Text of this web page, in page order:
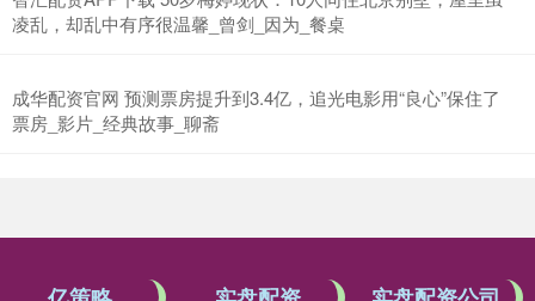
凌乱，却乱中有序很温馨_曾剑_因为_餐桌
成华配资官网 预测票房提升到3.4亿，追光电影用“良心”保住了
票房_影片_经典故事_聊斋